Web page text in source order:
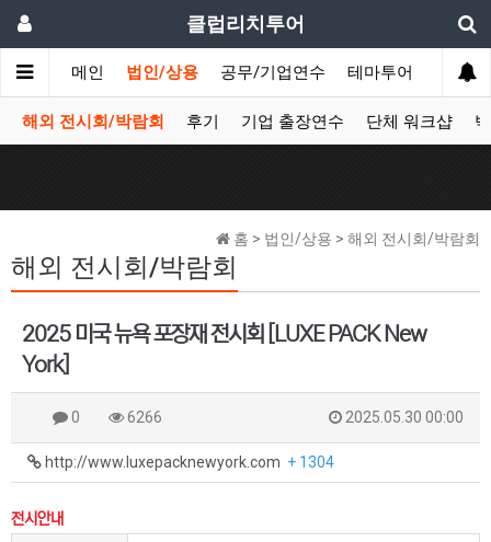
클럽리치투어
메인 법인/상용 공무/기업연수 테마투어 데이투
해외 전시회/박람회 후기 기업 출장연수 단체 워크샵
홈 > 법인/상용 > 해외 전시회/박람회
해외 전시회/박람회
2025 미국 뉴욕 포장재 전시회 [LUXE PACK New
York]
0 6266 2025.05.30 00:00
http://www.luxepacknewyork.com + 1304
전시안내